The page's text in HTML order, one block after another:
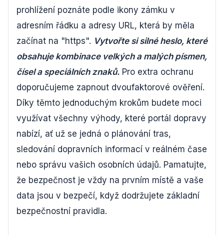
prohlížení poznáte podle ikony zámku v
adresním řádku a adresy URL, která by měla
začínat na "https". Vytvořte si silné heslo, které
obsahuje kombinace velkých a malých písmen,
čísel a speciálních znaků. Pro extra ochranu
doporučujeme zapnout dvoufaktorové ověření.
Díky těmto jednoduchým krokům budete moci
využívat všechny výhody, které portál dopravy
nabízí, ať už se jedná o plánování tras,
sledování dopravních informací v reálném čase
nebo správu vašich osobních údajů. Pamatujte,
že bezpečnost je vždy na prvním místě a vaše
data jsou v bezpečí, když dodržujete základní
bezpečnostní pravidla.